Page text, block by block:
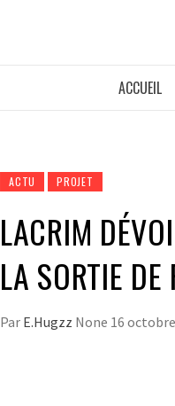
ACCUEIL
ACTU PROJET
LACRIM
LA SORTIE
Par E.Hugzz None 16